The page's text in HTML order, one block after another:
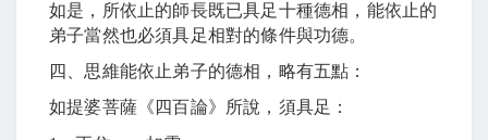
如是，所依止的師長既已具足十種德相，能依止的
弟子當然也必須具足相對的條件與功德。
四、思維能依止弟子的德相，略有五點：
如提婆菩薩《四百論》所說，須具足：